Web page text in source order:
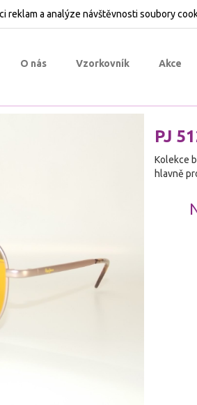
reklam a analýze návštěvnosti soubory
O nás Vzorkovník Akce
PJ
Kolekce
hlavně